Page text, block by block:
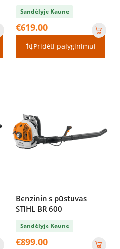
Sandėlyje Kaune
€619.00
Pridėti palyginimui
Benzininis pūstuvas
STIHL BR 600
Sandėlyje Kaune
€899.00